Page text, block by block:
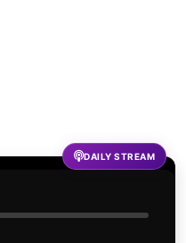
DAILY STREAM